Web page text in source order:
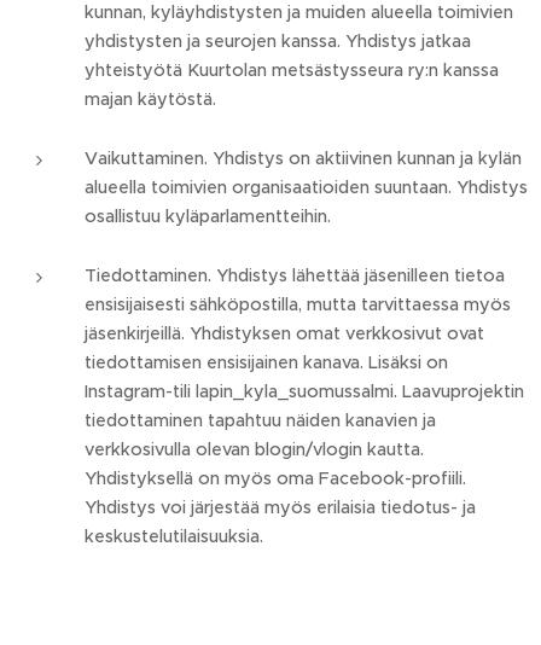
kunnan, kyläyhdistysten ja muiden alueella toimivien
yhdistysten ja seurojen kanssa. Yhdistys jatkaa
yhteistyötä Kuurtolan metsästysseura ry:n kanssa
majan käytöstä.
Vaikuttaminen. Yhdistys on aktiivinen kunnan ja kylän
alueella toimivien organisaatioiden suuntaan. Yhdistys
osallistuu kyläparlamentteihin.
Tiedottaminen. Yhdistys lähettää jäsenilleen tietoa
ensisijaisesti sähköpostilla, mutta tarvittaessa myös
jäsenkirjeillä. Yhdistyksen omat verkkosivut ovat
tiedottamisen ensisijainen kanava. Lisäksi on
Instagram-tili lapin_kyla_suomussalmi. Laavuprojektin
tiedottaminen tapahtuu näiden kanavien ja
verkkosivulla olevan blogin/vlogin kautta.
Yhdistyksellä on myös oma Facebook-profiili.
Yhdistys voi järjestää myös erilaisia tiedotus- ja
keskustelutilaisuuksia.